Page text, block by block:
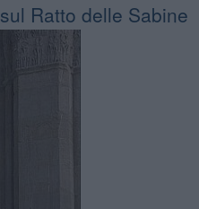
Ratto delle Sabine